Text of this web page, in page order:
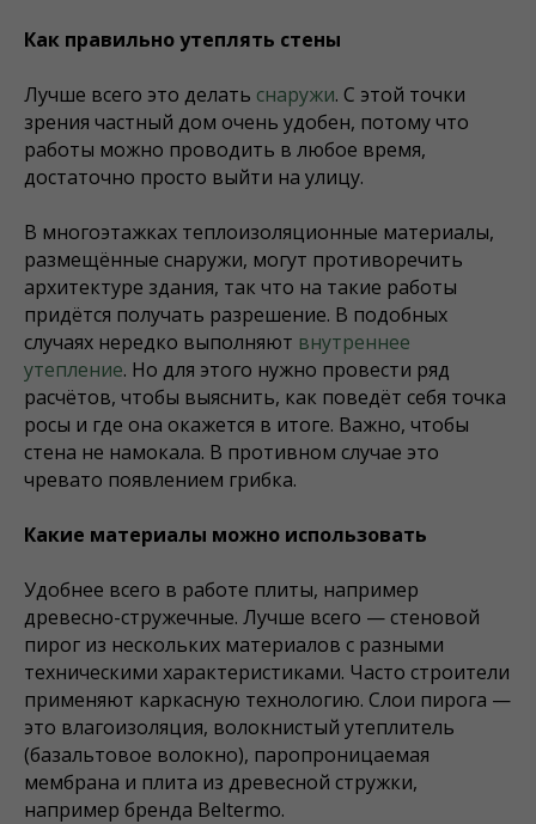
Как правильно утеплять стены
Лучше всего это делать снаружи. С этой точки
зрения частный дом очень удобен, потому что
работы можно проводить в любое время,
достаточно просто выйти на улицу.
В многоэтажках теплоизоляционные материалы,
размещённые снаружи, могут противоречить
архитектуре здания, так что на такие работы
придётся получать разрешение. В подобных
случаях нередко выполняют внутреннее
утепление. Но для этого нужно провести ряд
расчётов, чтобы выяснить, как поведёт себя точка
росы и где она окажется в итоге. Важно, чтобы
стена не намокала. В противном случае это
чревато появлением грибка.
Какие материалы можно использовать
Удобнее всего в работе плиты, например
древесно-стружечные. Лучше всего — стеновой
пирог из нескольких материалов с разными
техническими характеристиками. Часто строители
применяют каркасную технологию. Слои пирога —
это влагоизоляция, волокнистый утеплитель
(базальтовое волокно), паропроницаемая
мембрана и плита из древесной стружки,
например бренда Beltermo.